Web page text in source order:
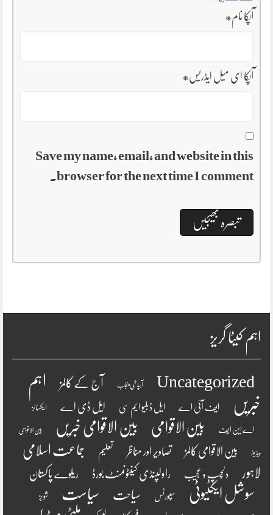
آپکا نام*
آپکا ای میل ایڈریس*
Save my name, email, and website in this
browser for the next time I comment.
اہم کیٹا گریز
Uncategorized آبپاشی پنجاب آج کے کالمز
اہم
خبریں
ایف آئی اے ایل ڈبلیو ایم سی ایل ڈی اے ایکسائز
اے این ایف بین الاقوامی بین الاقوامی خبریں بین الاقوامی
ویڈیوز بین الاقوامی کالمز تصاویر اور مناظر تعلیم
جماعت اسلامی
لاہور
دلچسپ و عجیب راولپنڈی کینٹونمنٹ بورڈ ریلوے پاکستان
سوشل ایکٹیوٹی سپورٹس سیاحت سیاست شوبز